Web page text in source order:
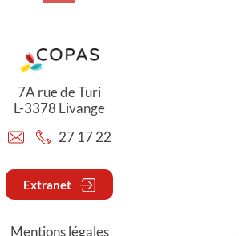
7A rue de Turi
L-3378 Livange
27 17 22
Extranet
Mentions légales